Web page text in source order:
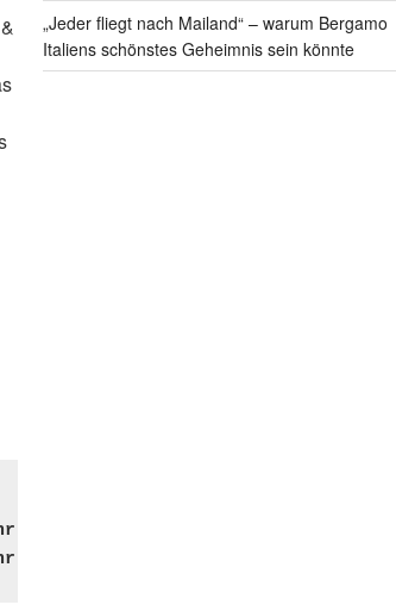
„Jeder fliegt nach Mailand“ – warum Bergamo
Italiens schönstes Geheimnis sein könnte